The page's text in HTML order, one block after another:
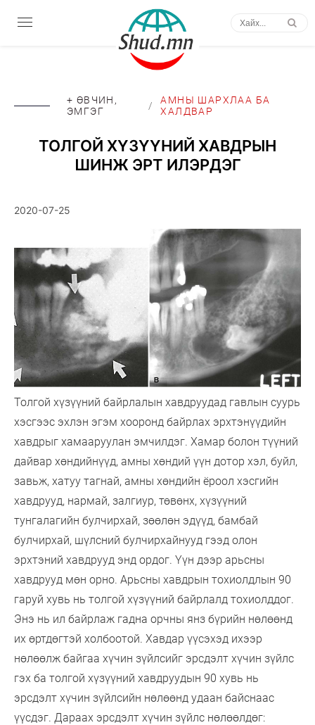
+ ӨВЧИН,
ЭМГЭГ
/
АМНЫ ШАРХЛАА БА
ХАЛДВАР
ТОЛГОЙ ХҮЗҮҮНИЙ ХАВДРЫН
ШИНЖ ЭРТ ИЛЭРДЭГ
2020-07-25
Толгой хүзүүний байрлалын хавдруудад гавлын суурь
хэсгээс эхлэн эгэм хооронд байрлах эрхтэнүүдийн
хавдрыг хамааруулан эмчилдэг. Хамар болон түүний
дайвар хөндийнүүд, амны хөндий үүн дотор хэл, буйл,
завьж, хатуу тагнай, амны хөндийн ёроол хэсгийн
хавдрууд, нармай, залгиур, төвөнх, хүзүүний
тунгалагийн булчирхай, зөөлөн эдүүд, бамбай
булчирхай, шүлсний булчирхайнууд гээд олон
эрхтэний хавдрууд энд ордог. Үүн дээр арьсны
хавдрууд мөн орно. Арьсны хавдрын тохиолдлын 90
гаруй хувь нь толгой хүзүүний байрлалд тохиолддог.
Энэ нь ил байрлаж гадна орчны янз бүрийн нөлөөнд
их өртдөгтэй холбоотой. Хавдар үүсэхэд ихээр
нөлөөлж байгаа хүчин зүйлсийг эрсдэлт хүчин зүйлс
гэх ба толгой хүзүүний хавдруудын 90 хувь нь
эрсдэлт хүчин зүйлсийн нөлөөнд удаан байснаас
үүсдэг. Дараах эрсдэлт хүчин зүйлс нөлөөлдөг: